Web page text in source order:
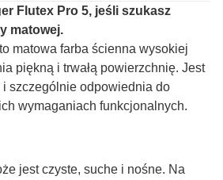
Flutex Pro 5, jeśli szukasz
matowej.
matowa farba ścienna wysokiej
piękną i trwałą powierzchnię. Jest
szczególnie odpowiednia do
wymaganiach funkcjonalnych.
jest czyste, suche i nośne. Na